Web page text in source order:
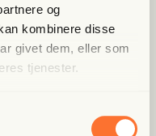
og
kombinere disse
givet dem, eller som
tjenester.
og telefonbeskeder,